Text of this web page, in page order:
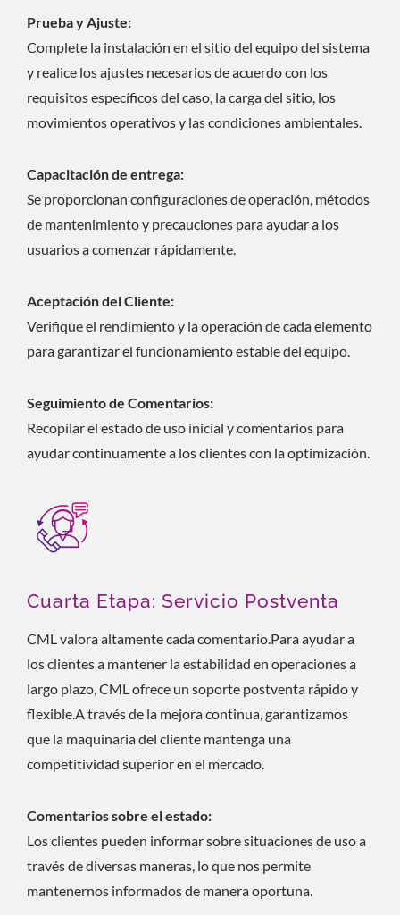
Prueba y Ajuste:
Complete la instalación en el sitio del equipo del sistema
y realice los ajustes necesarios de acuerdo con los
requisitos específicos del caso, la carga del sitio, los
movimientos operativos y las condiciones ambientales.
Capacitación de entrega:
Se proporcionan configuraciones de operación, métodos
de mantenimiento y precauciones para ayudar a los
usuarios a comenzar rápidamente.
Aceptación del Cliente:
Verifique el rendimiento y la operación de cada elemento
para garantizar el funcionamiento estable del equipo.
Seguimiento de Comentarios:
Recopilar el estado de uso inicial y comentarios para
ayudar continuamente a los clientes con la optimización.
Cuarta Etapa: Servicio Postventa
CML valora altamente cada comentario.Para ayudar a
los clientes a mantener la estabilidad en operaciones a
largo plazo, CML ofrece un soporte postventa rápido y
flexible.A través de la mejora continua, garantizamos
que la maquinaria del cliente mantenga una
competitividad superior en el mercado.
Comentarios sobre el estado:
Los clientes pueden informar sobre situaciones de uso a
través de diversas maneras, lo que nos permite
mantenernos informados de manera oportuna.